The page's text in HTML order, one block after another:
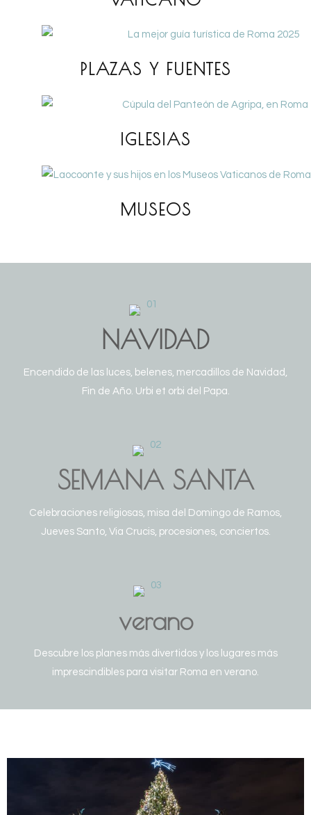
PLAZAS Y FUENTES
IGLESIAS
MUSEOS
NAVIDAD
Encendido de las luces, belenes, mercadillos de Navidad,
Fin de Año. Urbi et orbi del Papa.
SEMANA SANTA
Celebraciones religiosas, misa del Domingo de Ramos,
Jueves Santo, Via Crucis, procesiones, conciertos.
verano
Descubre los planes más divertidos y los lugares más
imprescindibles para visitar Roma en verano.